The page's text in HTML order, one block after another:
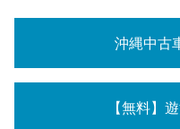
沖縄中古
【無料】